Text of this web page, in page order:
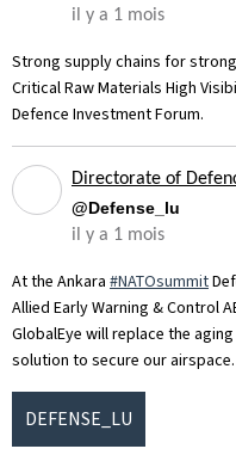
il y a 1 mois
Strong supply chains for
Critical Raw Materials High
Defence Investment Forum.
Directorate of
@Defense_lu
il y a 1 mois
At the Ankara #NATOsummit
Allied Early Warning & Control
GlobalEye will replace the aging
solution to secure our airspace.
DEFENSE_LU